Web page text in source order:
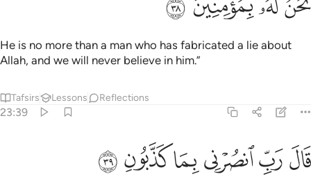
He is no more than a man who has fabricated a lie about
Allah, and we will never believe in him.”
Tafsirs Lessons Reflections
23:39
قال رب انصرني بما كذبون ٣٩
قَالَ رَبِّ ٱنصُرْنِى بِمَا كَذَّبُونِ ٣٩
ﳃﳄﳅﳆﳇﳈ